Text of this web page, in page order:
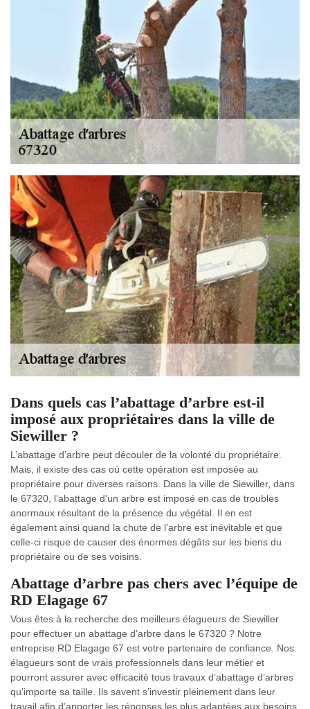
Dans quels cas l’abattage d’arbre est-il
imposé aux propriétaires dans la ville de
Siewiller ?
L’abattage d’arbre peut découler de la volonté du propriétaire.
Mais, il existe des cas où cette opération est imposée au
propriétaire pour diverses raisons. Dans la ville de Siewiller, dans
le 67320, l’abattage d’un arbre est imposé en cas de troubles
anormaux résultant de la présence du végétal. Il en est
également ainsi quand la chute de l’arbre est inévitable et que
celle-ci risque de causer des énormes dégâts sur les biens du
propriétaire ou de ses voisins.
Abattage d’arbre pas chers avec l’équipe de
RD Elagage 67
Vous êtes à la recherche des meilleurs élagueurs de Siewiller
pour effectuer un abattage d’arbre dans le 67320 ? Notre
entreprise RD Elagage 67 est votre partenaire de confiance. Nos
élagueurs sont de vrais professionnels dans leur métier et
pourront assurer avec efficacité tous travaux d’abattage d’arbres
qu’importe sa taille. Ils savent s’investir pleinement dans leur
travail afin d’apporter les réponses les plus adaptées aux besoins